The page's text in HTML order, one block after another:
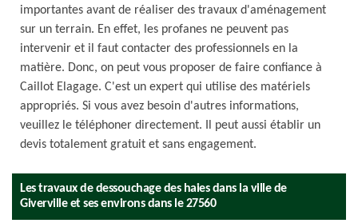
importantes avant de réaliser des travaux d'aménagement
sur un terrain. En effet, les profanes ne peuvent pas
intervenir et il faut contacter des professionnels en la
matière. Donc, on peut vous proposer de faire confiance à
Caillot Elagage. C'est un expert qui utilise des matériels
appropriés. Si vous avez besoin d'autres informations,
veuillez le téléphoner directement. Il peut aussi établir un
devis totalement gratuit et sans engagement.
Les travaux de dessouchage des haies dans la ville de
Giverville et ses environs dans le 27560